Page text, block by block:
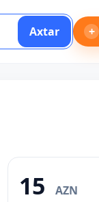
Axtar +
15 AZN